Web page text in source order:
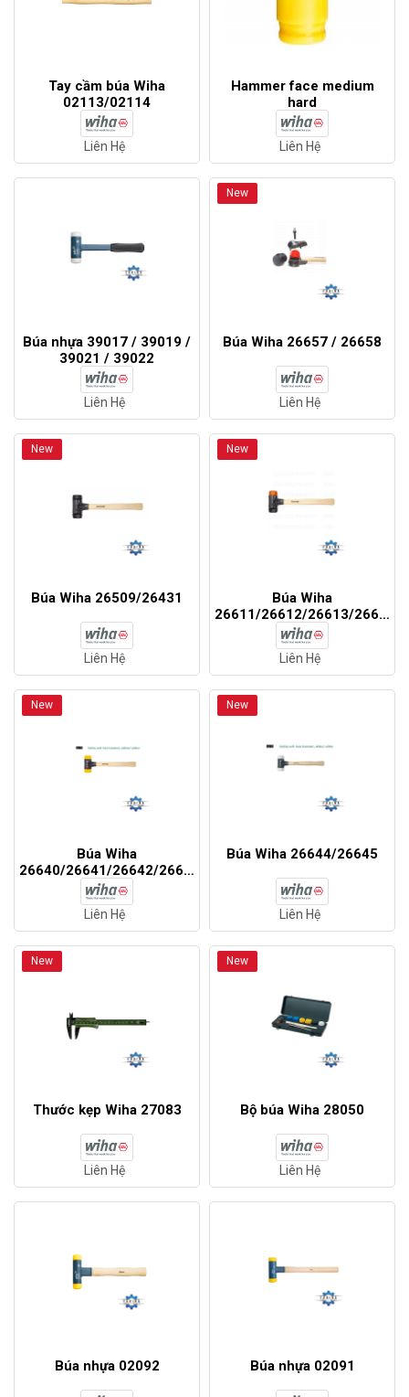
Tay cầm búa Wiha
02113/02114
Liên Hệ
Hammer face medium
hard
Liên Hệ
Búa nhựa 39017 / 39019 /
39021 / 39022
Liên Hệ
New
Búa Wiha 26657 / 26658
Liên Hệ
New
Búa Wiha 26509/26431
Liên Hệ
New
Búa Wiha
26611/26612/26613/26614
Liên Hệ
New
Búa Wiha
26640/26641/26642/26643
Liên Hệ
New
Búa Wiha 26644/26645
Liên Hệ
New
Thước kẹp Wiha 27083
Liên Hệ
New
Bộ búa Wiha 28050
Liên Hệ
Búa nhựa 02092 Búa nhựa 02091